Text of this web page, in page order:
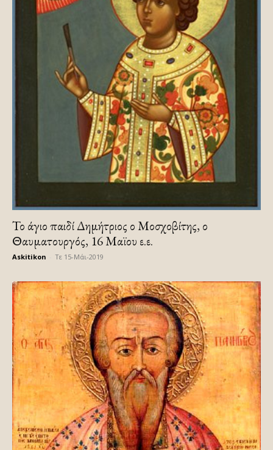
Το άγιο παιδί Δημήτριος ο Μοσχοβίτης, ο
Θαυματουργός, 16 Μαϊου ε.ε.
Askitikon Τε 15-Μάι-2019